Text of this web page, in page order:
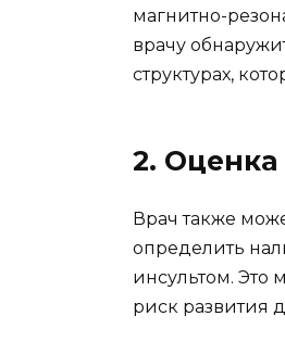
магнитно-
врачу
структурах,
2.
Врач также
определить
инсультом. Это
риск развития